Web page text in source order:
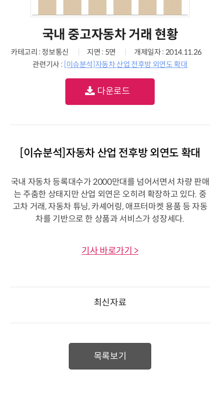
국내 중고자동차 거래 현황
카테고리 : 정보통신 지면 : 5면
개제일자 : 2014.11.26
관련기사 : [이슈분석]자동차 산업 전후방 외연도 확대
다운로드
[이슈분석]자동차 산업 전후방 외연도 확대
국내 자동차 등록대수가 2000만대를 넘어서면서 차량 판매
는 주춤한 상태지만 산업 외연은 오히려 확장하고 있다. 중
고차 거래, 자동차 튜닝, 카셰어링, 애프터마켓 용품 등 자동
차를 기반으로 한 상품과 서비스가 성장세다.
기사 바로가기 >
최신자료
목록보기